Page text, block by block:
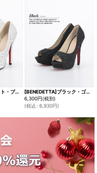
[BENEDETTA]ホワイト・ブラック・ゴールド・シルバー・オープントゥ・ビジュー・前厚・12.5cmヒール・ハイヒール・パンプス[即日発送]
[BENEDETTA]ブラック・ゴールド・シルバー・ホワイト・オープントゥ・ビジュー・前厚・12.5cmヒール・ハイヒール・パンプス[即日発送]
6,300円(税別)
(税込 : 6,930円)